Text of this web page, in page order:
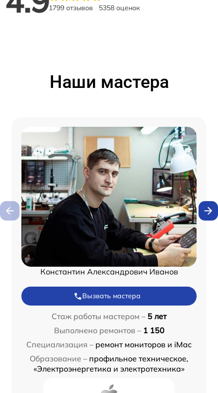
1799 отзывов 5358 оценок
Наши мастера
Константин Александрович Иванов
Вызвать мастера
Стаж работы мастером – 5 лет
Выполнено ремонтов – 1 150
Специализация – ремонт мониторов и iMac
Образование – профильное техническое,
«Электроэнергетика и электротехника»